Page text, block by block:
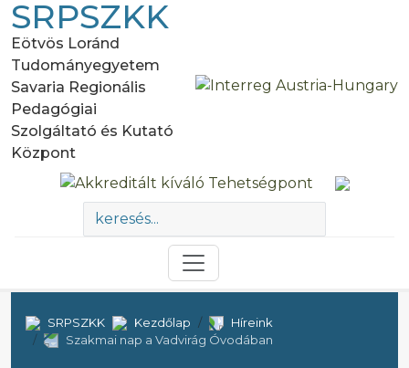
SRPSZKK
Eötvös Loránd
Tudományegyetem
Savaria Regionális
Pedagógiai
Szolgáltató és Kutató
Központ
SRPSZKK Kezdőlap
Híreink
Szakmai nap a Vadvirág Óvodában